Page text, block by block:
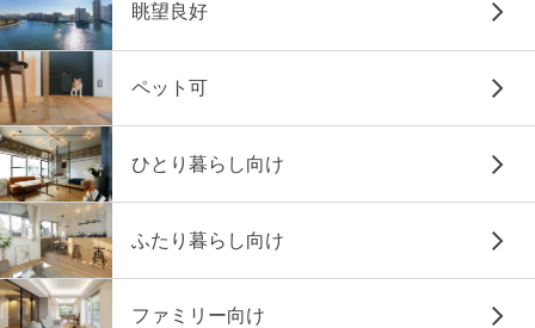
眺望良好
ペット可
ひとり暮らし向け
ふたり暮らし向け
ファミリー向け